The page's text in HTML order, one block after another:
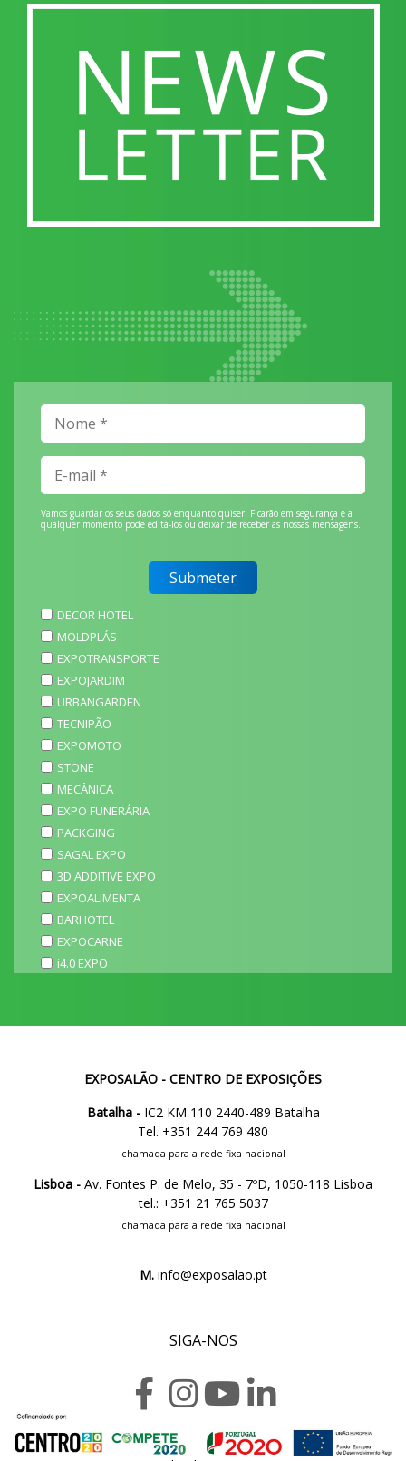
Vamos guardar os seus dados só enquanto quiser. Ficarão em segurança e a
qualquer momento pode editá-los ou deixar de receber as nossas mensagens.
DECOR HOTEL
MOLDPLÁS
EXPOTRANSPORTE
EXPOJARDIM
URBANGARDEN
TECNIPÃO
EXPOMOTO
STONE
MECÂNICA
EXPO FUNERÁRIA
PACKGING
SAGAL EXPO
3D ADDITIVE EXPO
EXPOALIMENTA
BARHOTEL
EXPOCARNE
i4.0 EXPO
EXPOSALÃO - CENTRO DE EXPOSIÇÕES
Batalha -IC2 KM 110 2440-489 Batalha
Tel. +351 244 769 480
chamada para a rede fixa nacional
Lisboa - Av. Fontes P. de Melo, 35 - 7ºD, 1050-118 Lisboa
tel.: +351 21 765 5037
chamada para a rede fixa nacional
M.info@exposalao.pt
SIGA-NOS